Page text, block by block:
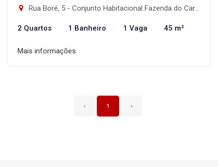
Rua Boré, 5 - Conjunto Habitacional Fazenda do Carmo, São Paulo-SP
2 Quartos 1 Banheiro 1 Vaga 45 m²
Mais informações
‹ 1 ›